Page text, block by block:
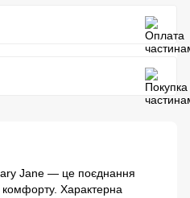
Jane — це поєднання
комфорту. Характерна